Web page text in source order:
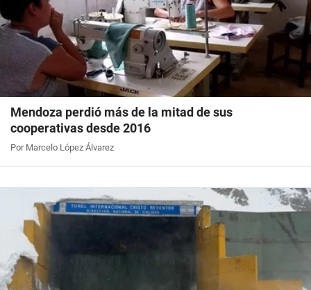
Mendoza perdió más de la mitad de sus
cooperativas desde 2016
Por Marcelo López Álvarez